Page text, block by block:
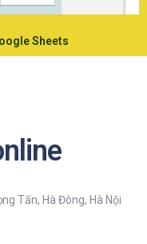
Sheets
Tấn, Hà Đông, Hà Nội